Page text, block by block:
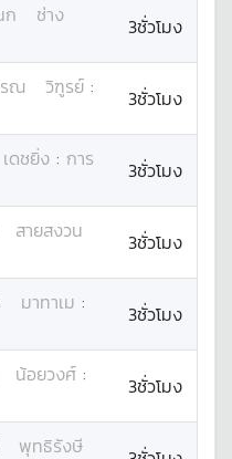
ช่าง
3ชั่วโมง
ณ วิฑูรย์ :
3ชั่วโมง
เดชยิ่ง : การ
3ชั่วโมง
สายสงวน
3ชั่วโมง
มาทาเม :
3ชั่วโมง
น้อยวงศ์ :
3ชั่วโมง
พุทธิรังษี